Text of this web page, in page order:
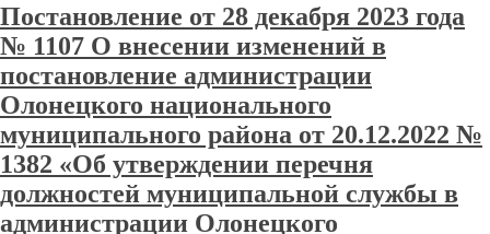
Постановление от 28 декабря 2023 года
№ 1107 О внесении изменений в
постановление администрации
Олонецкого национального
муниципального района от 20.12.2022 №
1382 «Об утверждении перечня
должностей муниципальной службы в
администрации Олонецкого